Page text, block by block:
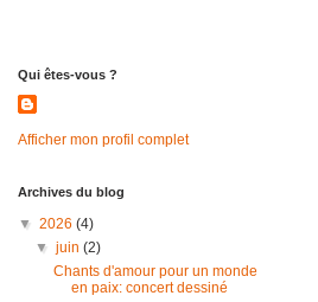
Qui êtes-vous ?
Afficher mon profil complet
Archives du blog
▼ 2026 (4)
▼juin(2)
Chants d'amour pour un monde
en paix: concert dessiné